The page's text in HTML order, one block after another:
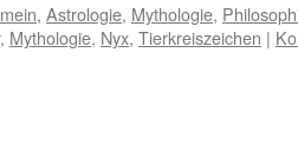
, Astrologie, Mythologie,
, Mythologie, Nyx, Tierkreiszeichen |